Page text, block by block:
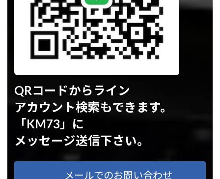
QRコードからライン
アカウント検索もできます。
「KM73」に
メッセージ送信下さい。
メールでのお問い合わせ